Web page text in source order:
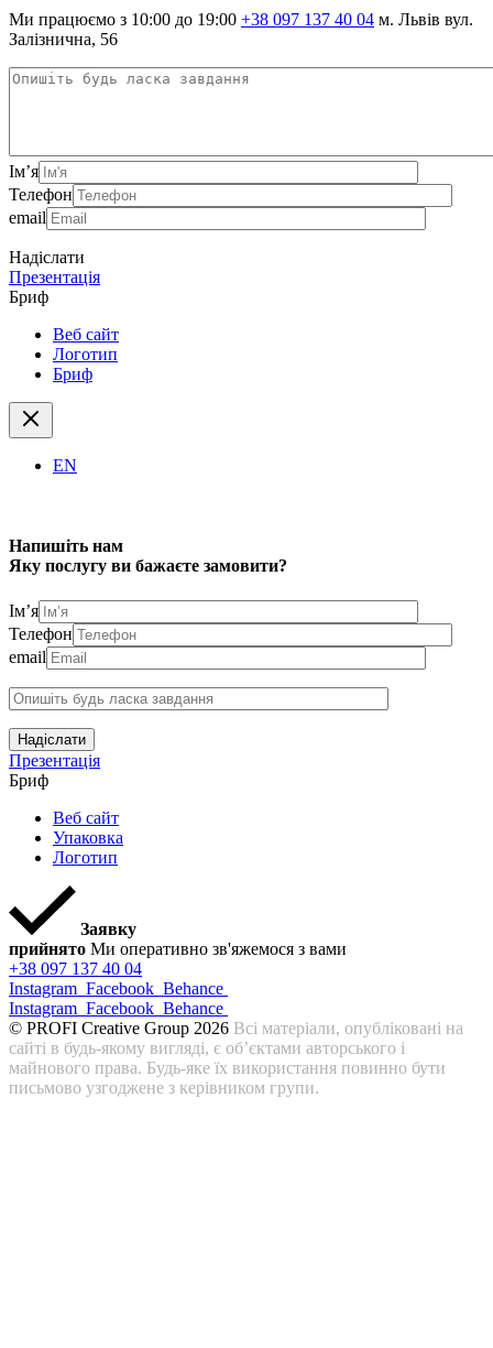
Ми працюємо з 10:00 до 19:00 +38 097 137 40 04 м. Львів вул.
Залізнична, 56
Ім’я
Телефон
email
Надіслати
Презентація
Бриф
Веб сайт
Логотип
Бриф
EN
Напишіть нам
Яку послугу ви бажаєте замовити?
Ім’я
Телефон
email
Надіслати
Презентація
Бриф
Веб сайт
Упаковка
Логотип
Заявку
прийнято Ми оперативно зв'яжемося з вами
+38 097 137 40 04
Instagram Facebook Behance
Instagram Facebook Behance
© PROFI Creative Group 2026 Всі матеріали, опубліковані на
сайті в будь-якому вигляді, є об’єктами авторського і
майнового права. Будь-яке їх використання повинно бути
письмово узгоджене з керівником групи.